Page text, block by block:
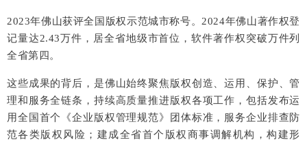
2023年佛山获评全国版权示范城市称号。2024年佛山著作权登
记量达2.43万件，居全省地级市首位，软件著作权突破万件列
全省第四。
这些成果的背后，是佛山始终聚焦版权创造、运用、保护、管
理和服务全链条，持续高质量推进版权各项工作，包括发布运
用全国首个《企业版权管理规范》团体标准，服务企业排查防
范各类版权风险；建成全省首个版权商事调解机构，构建形